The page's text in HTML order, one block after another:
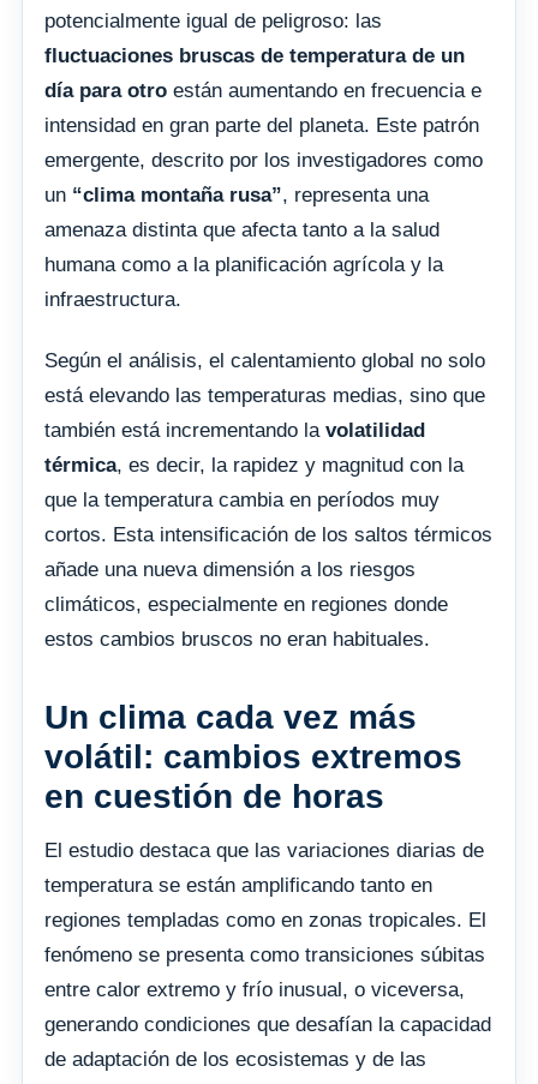
potencialmente igual de peligroso: las
fluctuaciones bruscas de temperatura de un
día para otro están aumentando en frecuencia e
intensidad en gran parte del planeta. Este patrón
emergente, descrito por los investigadores como
un “clima montaña rusa”, representa una
amenaza distinta que afecta tanto a la salud
humana como a la planificación agrícola y la
infraestructura.
Según el análisis, el calentamiento global no solo
está elevando las temperaturas medias, sino que
también está incrementando la volatilidad
térmica, es decir, la rapidez y magnitud con la
que la temperatura cambia en períodos muy
cortos. Esta intensificación de los saltos térmicos
añade una nueva dimensión a los riesgos
climáticos, especialmente en regiones donde
estos cambios bruscos no eran habituales.
Un clima cada vez más
volátil: cambios extremos
en cuestión de horas
El estudio destaca que las variaciones diarias de
temperatura se están amplificando tanto en
regiones templadas como en zonas tropicales. El
fenómeno se presenta como transiciones súbitas
entre calor extremo y frío inusual, o viceversa,
generando condiciones que desafían la capacidad
de adaptación de los ecosistemas y de las